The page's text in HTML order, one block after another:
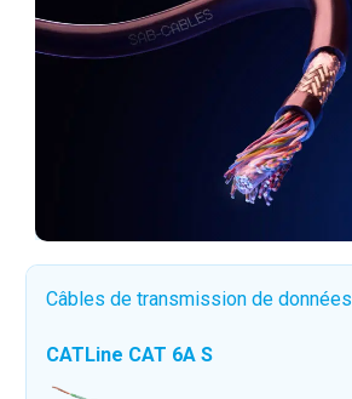
Câbles de transmission de données
CATLine CAT 6A S